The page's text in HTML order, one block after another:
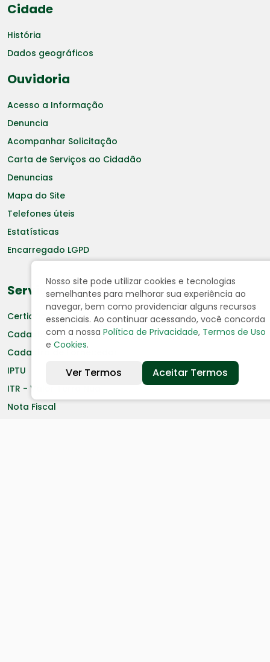
Cidade
História
Dados geográficos
Ouvidoria
Acesso a Informação
Denuncia
Acompanhar Solicitação
Carta de Serviços ao Cidadão
Denuncias
Mapa do Site
Telefones úteis
Estatísticas
Encarregado LGPD
Serviços aos Cidadãos
Certidão Negativa
Cadastro de Contribuinte
Cadastro de Fornecedor
IPTU
ITR - Valor Terra Nua
Nota Fiscal
Nosso site pode utilizar cookies e tecnologias
semelhantes para melhorar sua experiência ao
navegar, bem como providenciar alguns recursos
essenciais. Ao continuar acessando, você concorda
com a nossa Política de Privacidade, Termos de Uso
e Cookies.
Ver Termos Aceitar Termos